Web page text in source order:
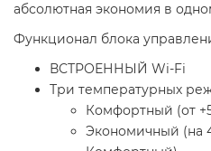
абсолютная экономия в
Функционал блока
ВСТРОЕННЫЙ Wi-Fi
Три температурных
Комфортный (от +5
Экономичный (на